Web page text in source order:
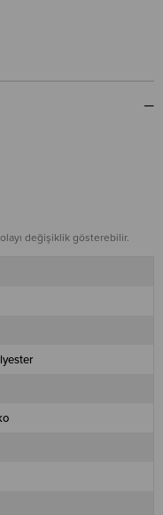
değişiklik gösterebilir.